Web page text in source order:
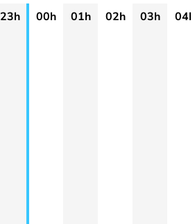
23h 00h 01h 02h 03h
04h